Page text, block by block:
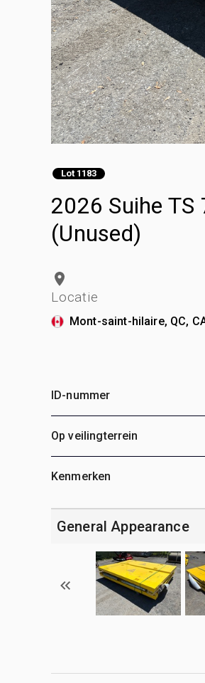
Lot 1183
2026 Suihe
(Unused)
Locatie
Mont-saint-hilaire, QC,
ID-nummer
Op veilingterrein
Kenmerken
General Appearance